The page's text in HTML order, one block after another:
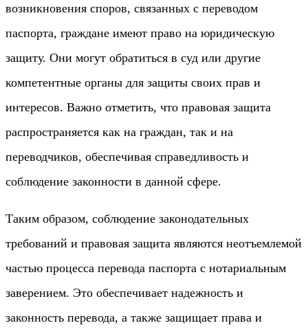
возникновения споров, связанных с переводом
паспорта, граждане имеют право на юридическую
защиту. Они могут обратиться в суд или другие
компетентные органы для защиты своих прав и
интересов. Важно отметить, что правовая защита
распространяется как на граждан, так и на
переводчиков, обеспечивая справедливость и
соблюдение законности в данной сфере.
Таким образом, соблюдение законодательных
требований и правовая защита являются неотъемлемой
частью процесса перевода паспорта с нотариальным
заверением. Это обеспечивает надежность и
законность перевода, а также защищает права и